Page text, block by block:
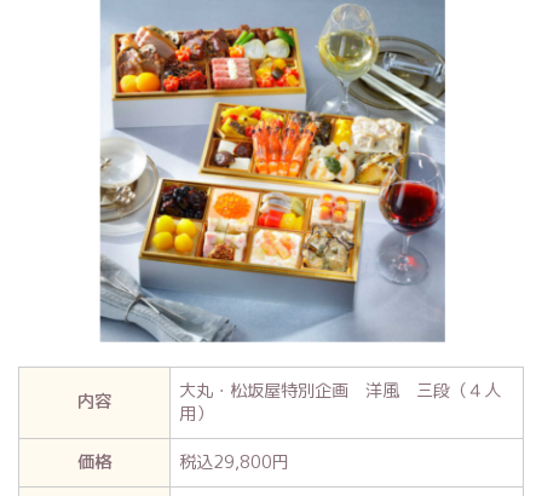
内容
大丸・松坂屋特別企画 洋風 三段（４人
用）
価格
税込29,800円